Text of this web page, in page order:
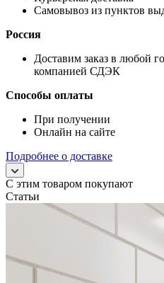
Самовывоз из пунктов
Россия
Доставим заказ в любой
компанией СДЭК
Способы оплаты
При получении
Онлайн на сайте
Подробнее о доставке
С этим товаром покупают
Статьи